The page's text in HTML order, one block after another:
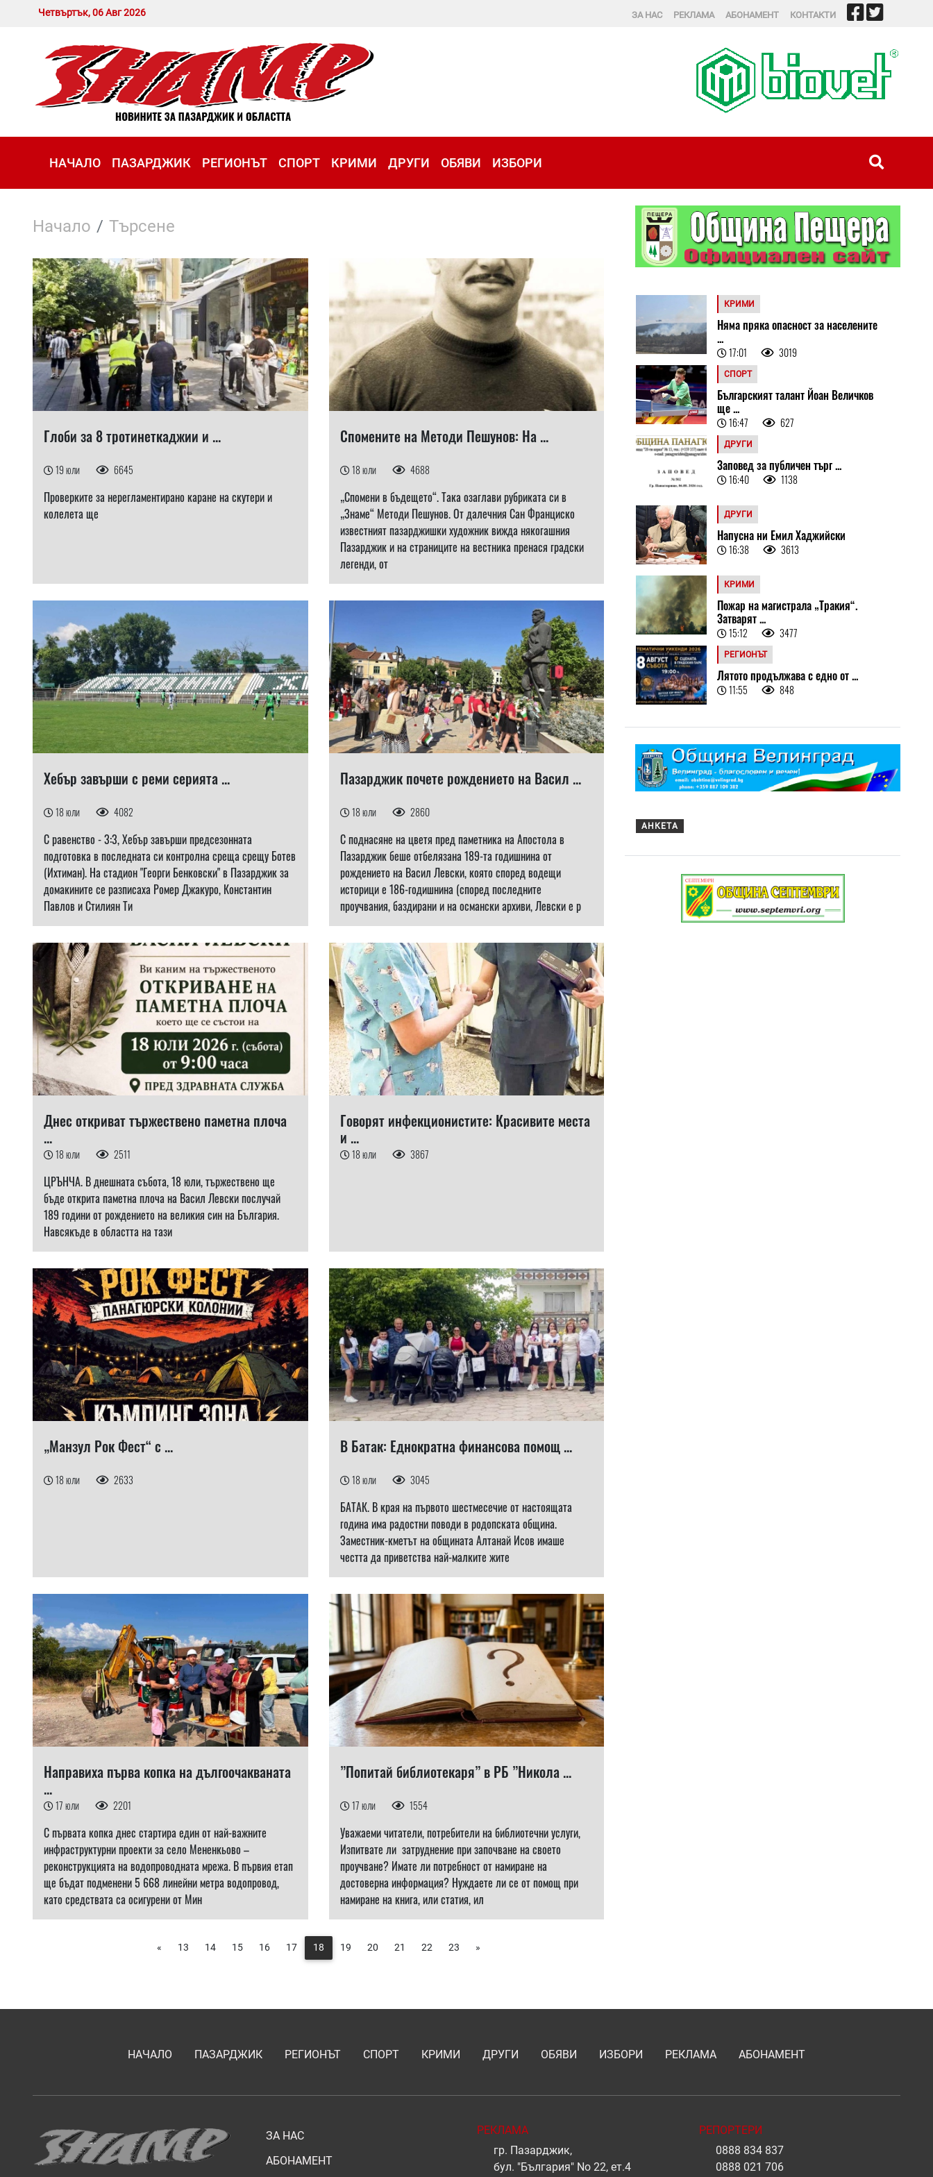
Четвъртък, 06 Авг 2026 ЗА НАС РЕКЛАМА АБОНАМЕНТ КОНТАКТИ
НАЧАЛО ПАЗАРДЖИК РЕГИОНЪТ СПОРТ КРИМИ ДРУГИ ОБЯВИ ИЗБОРИ
Начало Търсене
Глоби за 8 тротинеткаджии и ...
19 юли 6645
Проверките за нерегламентирано каране на скутери и
колелета ще
Спомените на Методи Пешунов: На ...
18 юли 4688
„Спомени в бъдещето“. Така озаглави рубриката си в
„Знаме“ Методи Пешунов. От далечния Сан Франциско
известният пазарджишки художник вижда някогашния
Пазарджик и на страниците на вестника пренася градски
легенди, от
Хебър завърши с реми серията ...
18 юли 4082
С равенство - 3:3, Хебър завърши предсезонната
подготовка в последната си контролна среща срещу Ботев
(Ихтиман). На стадион "Георги Бенковски" в Пазарджик за
домакините се разписаха Ромер Джакуро, Константин
Павлов и Стилиян Ти
Пазарджик почете рождението на Васил ...
18 юли 2860
С поднасяне на цветя пред паметника на Апостола в
Пазарджик беше отбелязана 189-та годишнина от
рождението на Васил Левски, която според водещи
историци е 186-годишнина (според последните
проучвания, баздирани и на османски архиви, Левски е р
Днес откриват тържествено паметна плоча
...
18 юли 2511
ЦРЪНЧА. В днешната събота, 18 юли, тържествено ще
бъде открита паметна плоча на Васил Левски послучай
189 години от рождението на великия син на България.
Навсякъде в областта на тази
Говорят инфекционистите: Красивите места
и ...
18 юли 3867
„Манзул Рок Фест“ с ...
18 юли 2633
В Батак: Еднократна финансова помощ ...
18 юли 3045
БАТАК. В края на първото шестмесечие от настоящата
година има радостни поводи в родопската община.
Заместник-кметът на общината Алтанай Исов имаше
честта да приветства най-малките жите
Направиха първа копка на дългоочакваната
...
17 юли 2201
С първата копка днес стартира един от най-важните
инфраструктурни проекти за село Мененкьово –
реконструкцията на водопроводната мрежа. В първия етап
ще бъдат подменени 5 668 линейни метра водопровод,
като средствата са осигурени от Мин
”Попитай библиотекаря” в РБ ”Никола ...
17 юли 1554
Уважаеми читатели, потребители на библиотечни услуги,
Изпитвате ли затруднение при започване на своето
проучване? Имате ли потребност от намиране на
достоверна информация? Нуждаете ли се от помощ при
намиране на книга, или статия, ил
« 13 14 15 16 17 18 19 20 21 22 23 »
КРИМИ
Няма пряка опасност за населените
...
17:01 3019
СПОРТ
Българският талант Йоан Величков
ще ...
16:47 627
ДРУГИ
Заповед за публичен търг ...
16:40 1138
ДРУГИ
Напусна ни Емил Хаджийски
16:38 3613
КРИМИ
Пожар на магистрала „Тракия“.
Затварят ...
15:12 3477
РЕГИОНЪТ
Лятото продължава с едно от ...
11:55 848
АНКЕТА
НАЧАЛО ПАЗАРДЖИК РЕГИОНЪТ СПОРТ КРИМИ ДРУГИ ОБЯВИ ИЗБОРИ РЕКЛАМА АБОНАМЕНТ
ЗА НАС
АБОНАМЕНТ
РЕКЛАМА
гр. Пазарджик,
бул. "България" No 22, ет.4
РЕПОРТЕРИ
0888 834 837
0888 021 706